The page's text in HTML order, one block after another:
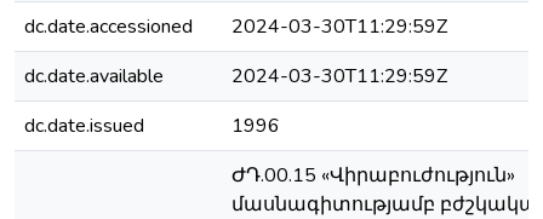
dc.date.accessioned
2024-03-30T11:29:59Z
dc.date.available
2024-03-30T11:29:59Z
dc.date.issued
1996
ԺԴ.00.15 «Վիրաբուժություն»
մասնագիտությամբ